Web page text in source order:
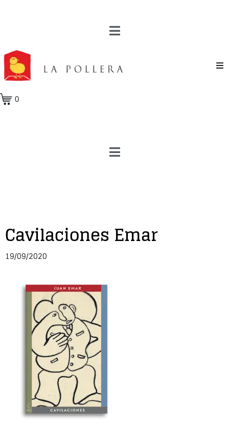
0
Cavilaciones Emar
19/09/2020